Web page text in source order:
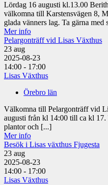
Lördag 16 augusti kl.13.00
välkomna till Karstensvägen 8,
glada vänners lag. Ta gärna
Mer info
Pelargonträff vid Lisas Växthus
23 aug
2025-08-23
14:00 - 17:00
Lisas Växthus
Örebro län
Välkomna till Pelargonträff vid
augusti från kl 14:00 till ca kl
plantor och [...]
Mer info
Besök i Lisas växthus Fjugesta
23 aug
2025-08-23
14:00 - 17:00
Lisas Växthus